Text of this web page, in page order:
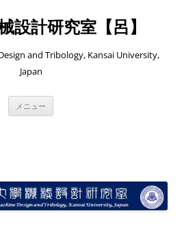
設計研究室【呂】
and Tribology, Kansai University,
Japan
メニュー